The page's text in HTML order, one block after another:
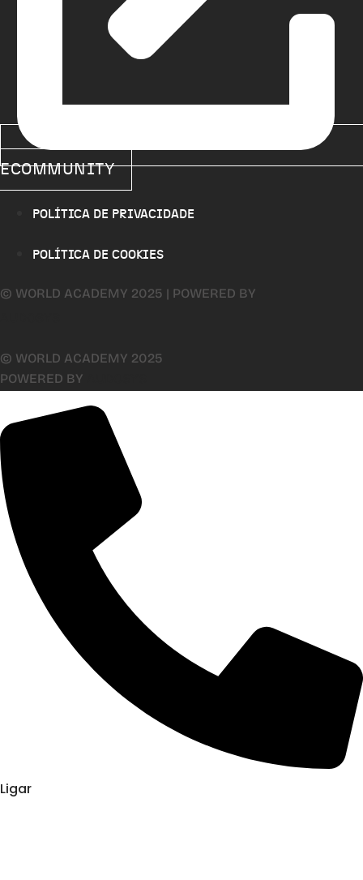
ECOMMUNITY
POLÍTICA DE PRIVACIDADE
POLÍTICA DE COOKIES
© WORLD ACADEMY 2025 | POWERED BY
© WORLD ACADEMY 2025
POWERED BY
Ligar